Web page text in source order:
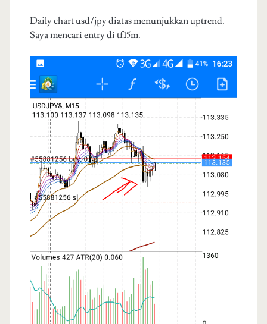
Daily chart usd/jpy diatas menunjukkan uptrend.
Saya mencari entry di tf15m.